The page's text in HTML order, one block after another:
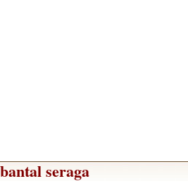
bantal seraga